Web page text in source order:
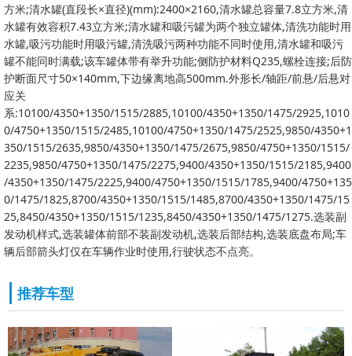
方米;清水罐(直段长×直径)(mm):2400×2160,清水罐总容量7.8立方米,清
水罐有效容积7.43立方米;清水罐和吸污罐为两个独立罐体,清洗功能时用
水罐,吸污功能时用吸污罐,清洗吸污两种功能不同时使用,清水罐和吸污
罐不能同时满载;该车罐体带有举升功能;侧防护材料Q235,螺栓连接;后防
护断面尺寸50×140mm,下边缘离地高500mm.外形长/轴距/前悬/后悬对
应关
系:10100/4350+1350/1515/2885,10100/4350+1350/1475/2925,1010
0/4750+1350/1515/2485,10100/4750+1350/1475/2525,9850/4350+1
350/1515/2635,9850/4350+1350/1475/2675,9850/4750+1350/1515/
2235,9850/4750+1350/1475/2275,9400/4350+1350/1515/2185,9400
/4350+1350/1475/2225,9400/4750+1350/1515/1785,9400/4750+135
0/1475/1825,8700/4350+1350/1515/1485,8700/4350+1350/1475/15
25,8450/4350+1350/1515/1235,8450/4350+1350/1475/1275.选装副
发动机样式,选装罐体前部不装副发动机,选装后部结构,选装底盘布局;车
辆后部箭头灯仅在车辆作业时使用,行驶状态不点亮。
推荐车型